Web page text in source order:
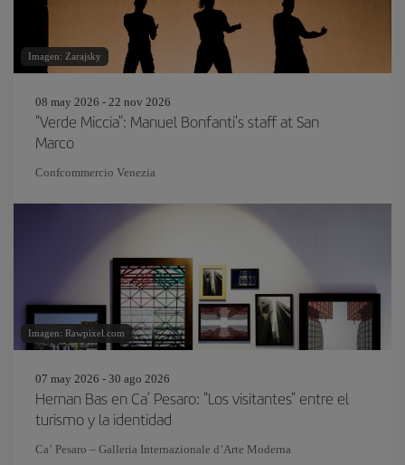
Imagen: Zarajsky
08 may 2026 - 22 nov 2026
"Verde Miccia": Manuel Bonfanti's staff at San
Marco
Confcommercio Venezia
Imagen: Rawpixel.com
07 may 2026 - 30 ago 2026
Hernan Bas en Ca’ Pesaro: "Los visitantes" entre el
turismo y la identidad
Ca’ Pesaro – Galleria Internazionale d’Arte Moderna